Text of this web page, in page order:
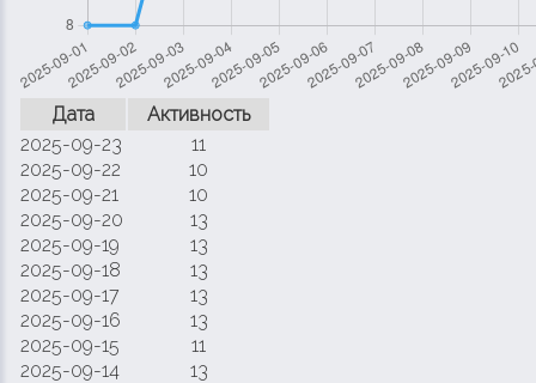
Дата
Активность
2025-09-23
11
2025-09-22
10
2025-09-21
10
2025-09-20
13
2025-09-19
13
2025-09-18
13
2025-09-17
13
2025-09-16
13
2025-09-15
11
2025-09-14
13